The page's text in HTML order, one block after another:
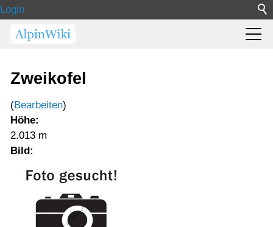
Login
Zweikofel
(Bearbeiten)
Höhe:
2.013 m
Bild: